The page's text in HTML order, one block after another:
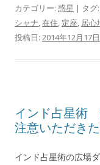
カテゴリー: 惑星 | タグ:
シャナ,在住, 定座, 居心
投稿日: 2014年12月17日
インド占星術
注意いただき
インド占星術の広場